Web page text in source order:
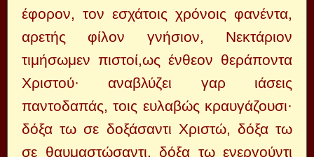
έφορον, τον εσχάτοις χρόνοις φανέντα,
αρετής φίλον γνήσιον, Νεκτάριον
τιμήσωμεν πιστοί,ως ένθεον θεράποντα
Χριστού· αναβλύζει γαρ ιάσεις
παντοδαπάς, τοις ευλαβώς κραυγάζουσι·
δόξα τω σε δοξάσαντι Χριστώ, δόξα τω
σε θαυμαστώσαντι, δόξα τω ενεργούντι